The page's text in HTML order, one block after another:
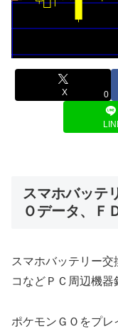
X 0
スマホバッテ
Ｏデータ、Ｆ
スマホバッテリー
コなどＰＣ周辺機器
ポケモンＧＯをプ